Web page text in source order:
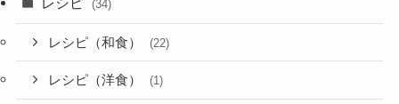
(34)
レシピ（和食） (22)
レシピ（洋食） (1)